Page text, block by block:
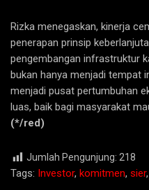
Rizka menegaskan, kinerja
penerapan prinsip
pengembangan infrastruktur
bukan hanya menjadi tempat
menjadi pusat pertumbuhan
luas, baik bagi masyarakat
(*/red)
Jumlah Pengunjung: 218
Tags: Investor, komitmen, sier,